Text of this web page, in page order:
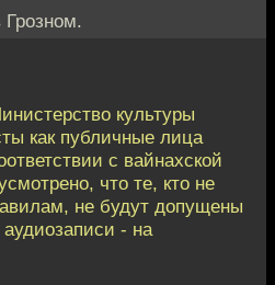
культуры
как публичные лица
с вайнахской
что те, кто не
не будут допущены
- на